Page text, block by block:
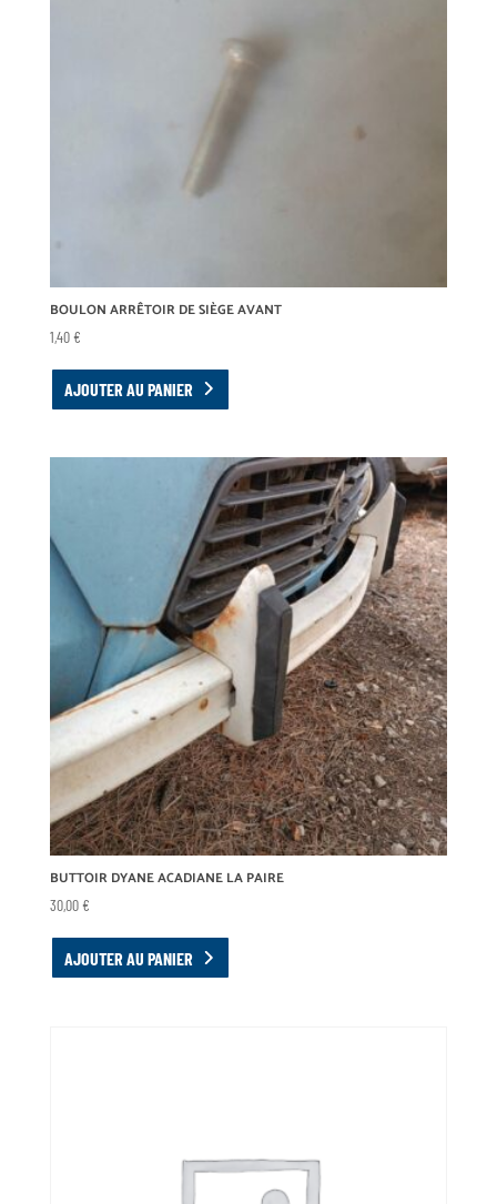
BOULON ARRÊTOIR DE SIÈGE AVANT
1,40€
AJOUTER AU PANIER
BUTTOIR DYANE ACADIANE LA PAIRE
30,00€
AJOUTER AU PANIER